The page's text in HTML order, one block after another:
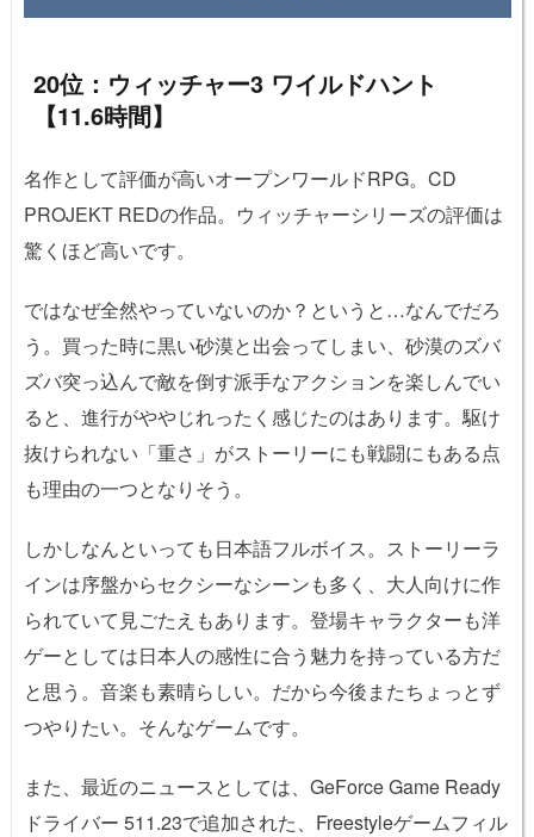
20位：ウィッチャー3 ワイルドハント
【11.6時間】
名作として評価が高いオープンワールドRPG。CD
PROJEKT REDの作品。ウィッチャーシリーズの評価は
驚くほど高いです。
ではなぜ全然やっていないのか？というと…なんでだろ
う。買った時に黒い砂漠と出会ってしまい、砂漠のズバ
ズバ突っ込んで敵を倒す派手なアクションを楽しんでい
ると、進行がややじれったく感じたのはあります。駆け
抜けられない「重さ」がストーリーにも戦闘にもある点
も理由の一つとなりそう。
しかしなんといっても日本語フルボイス。ストーリーラ
インは序盤からセクシーなシーンも多く、大人向けに作
られていて見ごたえもあります。登場キャラクターも洋
ゲーとしては日本人の感性に合う魅力を持っている方だ
と思う。音楽も素晴らしい。だから今後またちょっとず
つやりたい。そんなゲームです。
また、最近のニュースとしては、GeForce Game Ready
ドライバー 511.23で追加された、Freestyleゲームフィル